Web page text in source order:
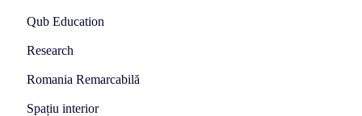
Qub Education
Research
Romania Remarcabilă
Spațiu interior